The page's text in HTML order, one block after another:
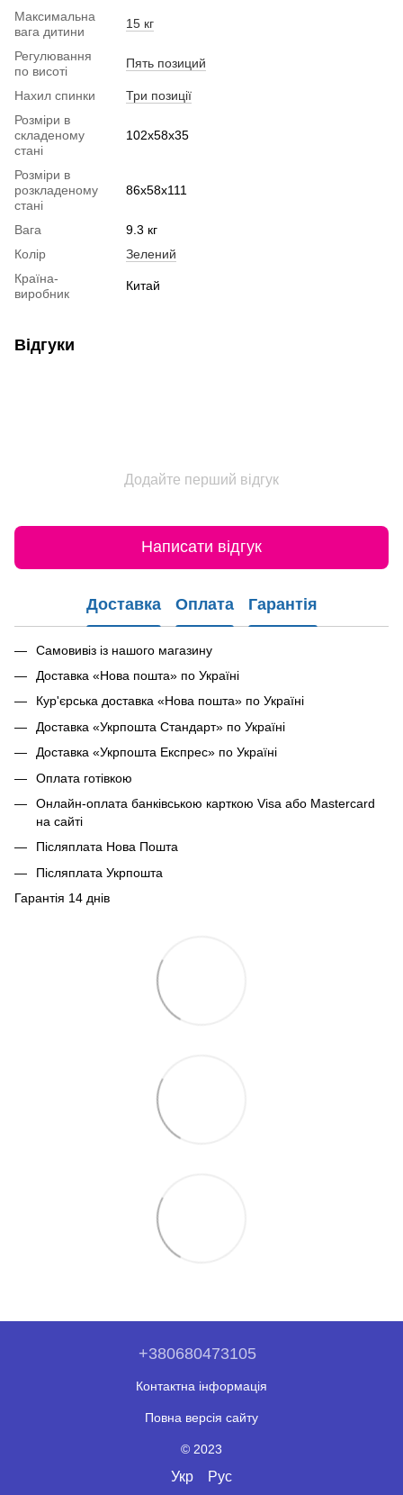
Максимальна
вага дитини
15 кг
Регулювання
по висоті
Пять позиций
Нахил спинки
Три позиції
Розміри в
складеному
стані
102x58x35
Розміри в
розкладеному
стані
86x58x111
Вага
9.3 кг
Колір
Зелений
Країна-
виробник
Китай
Відгуки
Додайте перший відгук
Написати відгук
Доставка Оплата Гарантія
Самовивіз із нашого магазину
Доставка «Нова пошта» по Україні
Кур'єрська доставка «Нова пошта» по Україні
Доставка «Укрпошта Стандарт» по Україні
Доставка «Укрпошта Експрес» по Україні
Оплата готівкою
Онлайн-оплата банківською карткою Visa або Mastercard
на сайті
Післяплата Нова Пошта
Післяплата Укрпошта
Гарантія 14 днів
+380680473105
Контактна інформація
Повна версія сайту
© 2023
Укр Рус